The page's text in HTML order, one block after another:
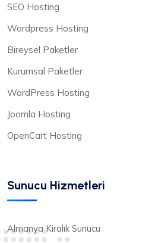
SEO Hosting
Wordpress Hosting
Bireysel Paketler
Kurumsal Paketler
WordPress Hosting
Joomla Hosting
OpenCart Hosting
Sunucu Hizmetleri
Almanya Kiralık Sunucu